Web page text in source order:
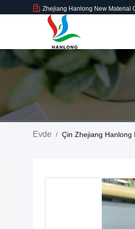
Zhejiang Hanlong New Material
Evde / Çin Zhejiang Hanlong